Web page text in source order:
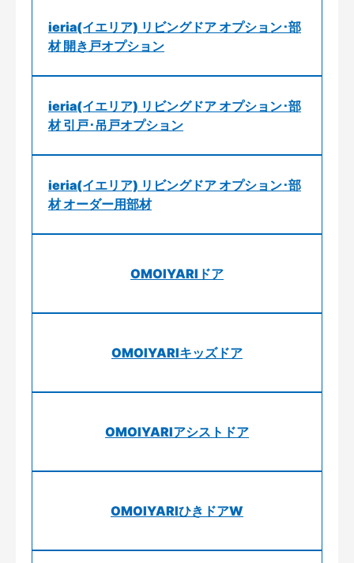
ieria(イエリア) リビングドア オプション･部
材 開き戸オプション
ieria(イエリア) リビングドア オプション･部
材 引戸･吊戸オプション
ieria(イエリア) リビングドア オプション･部
材 オーダー用部材
OMOIYARIドア
OMOIYARIキッズドア
OMOIYARIアシストドア
OMOIYARIひきドアW